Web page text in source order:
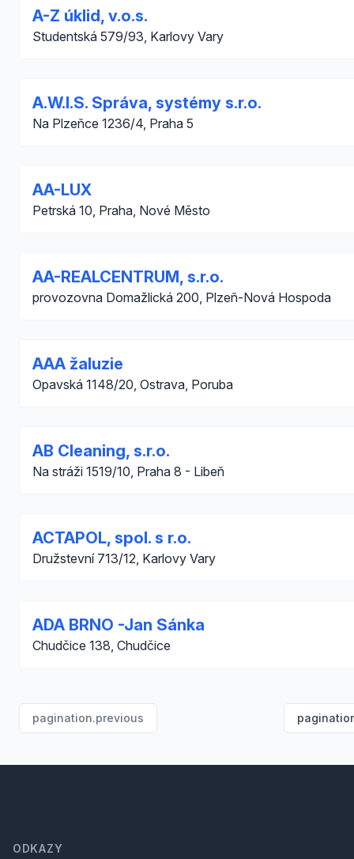
A-Z úklid, v.o.s.
Studentská 579/93, Karlovy Vary
A.W.I.S. Správa, systémy s.r.o.
Na Plzeňce 1236/4, Praha 5
AA-LUX
Petrská 10, Praha, Nové Město
AA-REALCENTRUM, s.r.o.
provozovna Domažlická 200, Plzeň-Nová Hospoda
AAA žaluzie
Opavská 1148/20, Ostrava, Poruba
AB Cleaning, s.r.o.
Na stráži 1519/10, Praha 8 - Libeň
ACTAPOL, spol. s r.o.
Družstevní 713/12, Karlovy Vary
ADA BRNO -Jan Sánka
Chudčice 138, Chudčice
pagination.previous
ODKAZY